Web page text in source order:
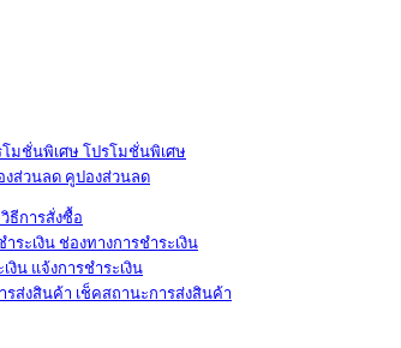
โปรโมชั่นพิเศษ
คูปองส่วนลด
วิธีการสั่งซื้อ
ช่องทางการชำระเงิน
แจ้งการชำระเงิน
เช็คสถานะการส่งสินค้า